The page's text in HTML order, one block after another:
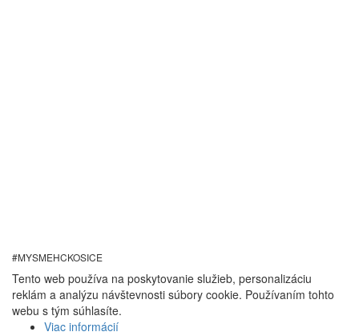
#MYSMEHCKOSICE
Tento web používa na poskytovanie služieb, personalizáciu
reklám a analýzu návštevnosti súbory cookie. Používaním tohto
webu s tým súhlasíte.
Viac informácií